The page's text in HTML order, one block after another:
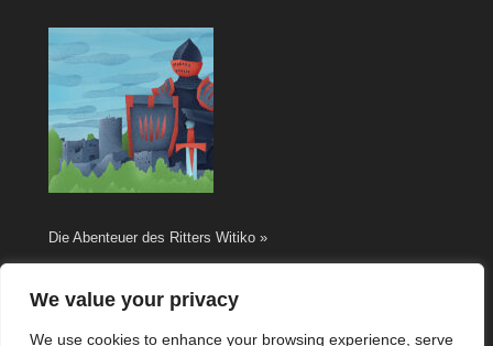
We value your privacy
We use cookies to enhance your browsing experience, serve
Die Abenteuer des Ritters Witiko »